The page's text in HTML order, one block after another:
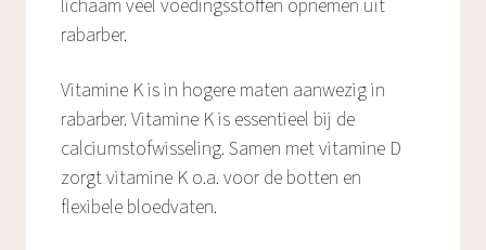
lichaam veel voedingsstoffen opnemen uit
rabarber.
Vitamine K is in hogere maten aanwezig in
rabarber. Vitamine K is essentieel bij de
calciumstofwisseling. Samen met vitamine D
zorgt vitamine K o.a. voor de botten en
flexibele bloedvaten.